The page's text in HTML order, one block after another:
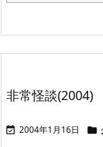
非常怪談(2004)
 2004年1月16日 